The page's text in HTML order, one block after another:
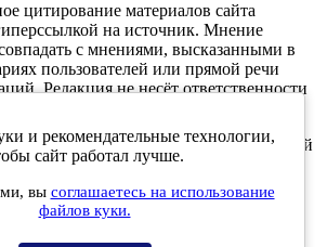
цитирование материалов сайта
на источник. Мнение
с мнениями, высказанными в
пользователей или прямой речи
Редакция не несёт ответственности
читателей.
зарегистрирован в Федеральной
связи, информационных
коммуникаций (Роскомнадзор) 5
номер ЭЛ № ФС 77 -
и рекомендательные технологии,
сайт работал лучше.
вы соглашаетесь на использование
файлов куки.